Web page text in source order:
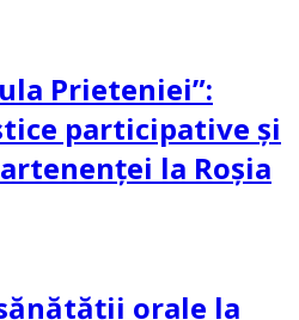
Prieteniei”:
participative și
la Roșia
orale la